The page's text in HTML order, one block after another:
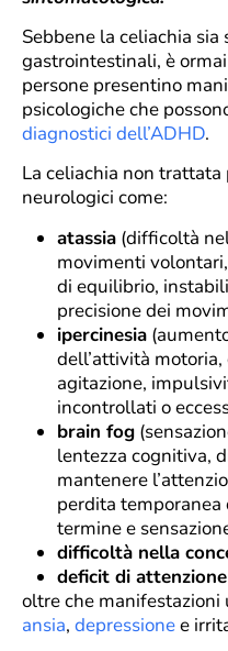
Sebbene la celiachia sia
gastrointestinali, è
persone presentino
psicologiche che
diagnostici dell’ADHD.
La celiachia non
neurologici come:
atassia (difficoltà
movimenti
di equilibrio,
precisione dei
ipercinesia
dell’attività
agitazione,
incontrollati o
brain fog
lentezza cognitiva,
mantenere
perdita
termine e
difficoltà nella
deficit di attenzione
oltre che manifestazioni
ansia, depressionee